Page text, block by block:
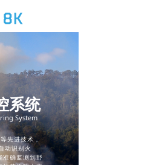
系统
System
先进技术，
动识别火
准确监测到野